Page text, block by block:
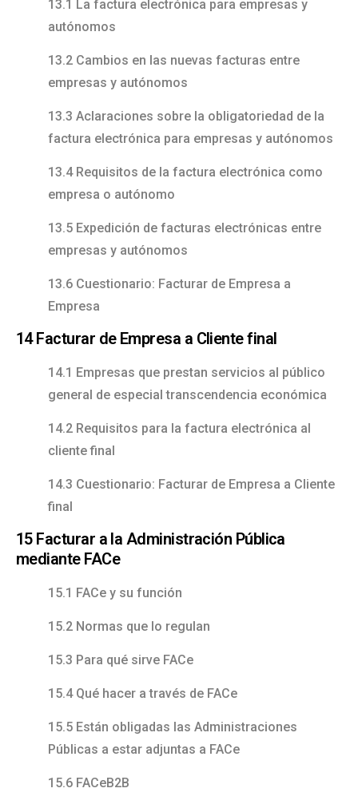
13.1 La factura electrónica para empresas y
autónomos
13.2 Cambios en las nuevas facturas entre
empresas y autónomos
13.3 Aclaraciones sobre la obligatoriedad de la
factura electrónica para empresas y autónomos
13.4 Requisitos de la factura electrónica como
empresa o autónomo
13.5 Expedición de facturas electrónicas entre
empresas y autónomos
13.6 Cuestionario: Facturar de Empresa a
Empresa
14 Facturar de Empresa a Cliente final
14.1 Empresas que prestan servicios al público
general de especial transcendencia económica
14.2 Requisitos para la factura electrónica al
cliente final
14.3 Cuestionario: Facturar de Empresa a Cliente
final
15 Facturar a la Administración Pública
mediante FACe
15.1 FACe y su función
15.2 Normas que lo regulan
15.3 Para qué sirve FACe
15.4 Qué hacer a través de FACe
15.5 Están obligadas las Administraciones
Públicas a estar adjuntas a FACe
15.6 FACeB2B